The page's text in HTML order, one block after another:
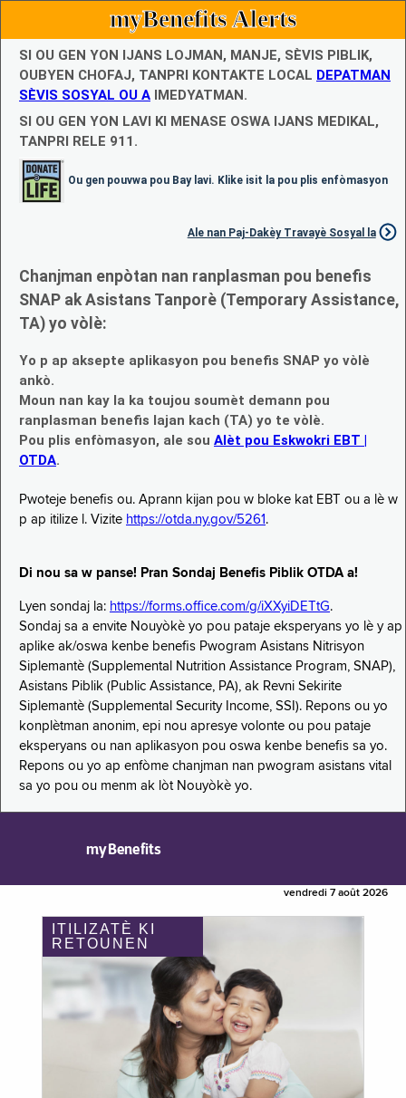
myBenefits Alerts
SI OU GEN YON IJANS LOJMAN, MANJE, SÈVIS PIBLIK,
OUBYEN CHOFAJ, TANPRI KONTAKTE LOCAL DEPATMAN
SÈVIS SOSYAL OU A IMEDYATMAN.
SI OU GEN YON LAVI KI MENASE OSWA IJANS MEDIKAL,
TANPRI RELE 911.
Ou gen pouvwa pou Bay lavi. Klike isit la pou plis enfòmasyon
Ale nan Paj-Dakèy Travayè Sosyal la
Chanjman enpòtan nan ranplasman pou benefis
SNAP ak Asistans Tanporè (Temporary Assistance,
TA) yo vòlè:
Yo p ap aksepte aplikasyon pou benefis SNAP yo vòlè
ankò.
Moun nan kay la ka toujou soumèt demann pou
ranplasman benefis lajan kach (TA) yo te vòlè.
Pou plis enfòmasyon, ale sou Alèt pou Eskwokri EBT |
OTDA.
Pwoteje benefis ou. Aprann kijan pou w bloke kat EBT ou a lè w
p ap itilize l. Vizite https://otda.ny.gov/5261 .
Di nou sa w panse! Pran Sondaj Benefis Piblik OTDA a!
Lyen sondaj la: https://forms.office.com/g/iXXyiDETtG.
Sondaj sa a envite Nouyòkè yo pou pataje eksperyans yo lè y ap
aplike ak/oswa kenbe benefis Pwogram Asistans Nitrisyon
Siplemantè (Supplemental Nutrition Assistance Program, SNAP),
Asistans Piblik (Public Assistance, PA), ak Revni Sekirite
Siplemantè (Supplemental Security Income, SSI). Repons ou yo
konplètman anonim, epi nou apresye volonte ou pou pataje
eksperyans ou nan aplikasyon pou oswa kenbe benefis sa yo.
Repons ou yo ap enfòme chanjman nan pwogram asistans vital
sa yo pou ou menm ak lòt Nouyòkè yo.
myBenefits
vendredi 7 août 2026
ITILIZATÈ KI
RETOUNEN